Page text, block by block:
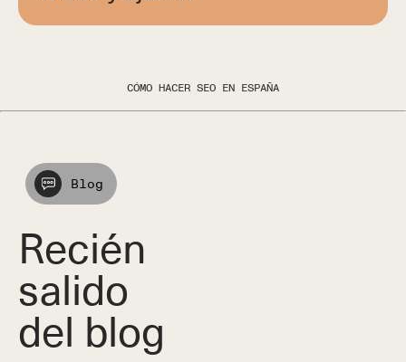
CÓMO HACER SEO EN ESPAÑA
Blog
Recién
salido
del blog